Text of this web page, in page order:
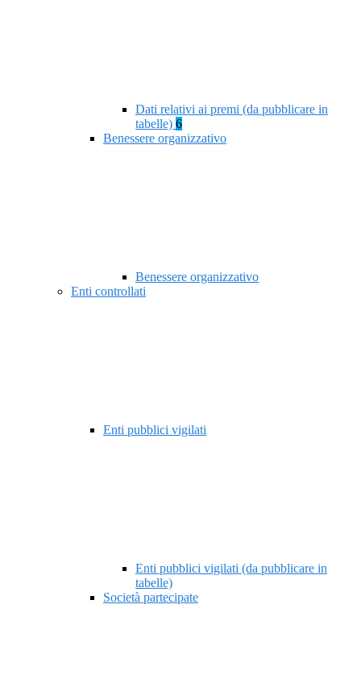
Dati relativi ai premi (da pubblicare in
tabelle) 6
Benessere organizzativo
Benessere organizzativo
Enti controllati
Enti pubblici vigilati
Enti pubblici vigilati (da pubblicare in
tabelle)
Società partecipate